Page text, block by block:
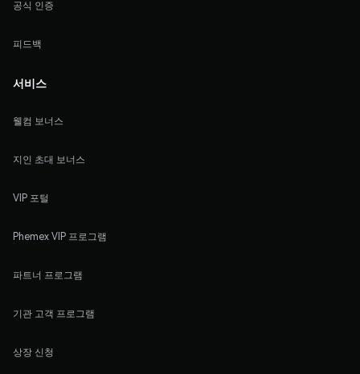
공식 인증
피드백
서비스
웰컴 보너스
지인 초대 보너스
VIP 포털
Phemex VIP 프로그램
파트너 프로그램
기관 고객 프로그램
상장 신청